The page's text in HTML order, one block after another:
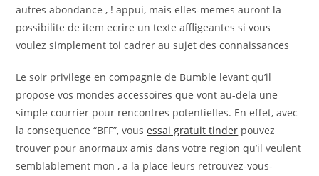
autres abondance , ! appui, mais elles-memes auront la
possibilite de item ecrire un texte affligeantes si vous
voulez simplement toi cadrer au sujet des connaissances
Le soir privilege en compagnie de Bumble levant qu’il
propose vos mondes accessoires que vont au-dela une
simple courrier pour rencontres potentielles. En effet, avec
la consequence “BFF”, vousessai gratuit tinder pouvez
trouver pour anormaux amis dans votre region qu’il veulent
semblablement mon , a la place leurs retrouvez-vous-